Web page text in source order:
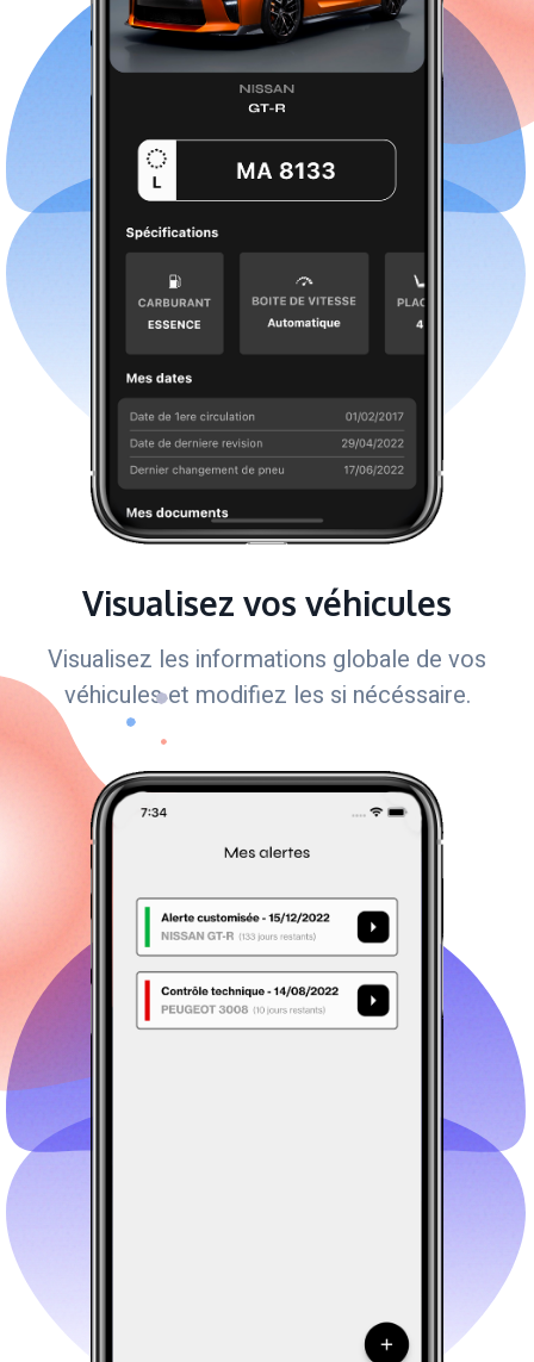
Visualisez vos véhicules
Visualisez les informations globale de vos
véhicules et modifiez les si nécéssaire.